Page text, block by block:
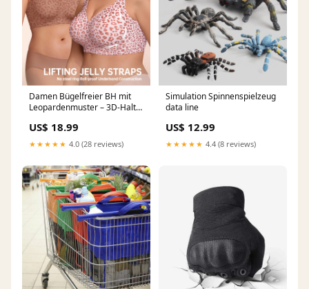
Damen Bügelfreier BH mit
Leopardenmuster – 3D-Halt,
Formgebung | M–5XL wusi
US$ 18.99
★★★★★ 4.0 (28 reviews)
Simulation Spinnenspielzeug
data line
US$ 12.99
★★★★★ 4.4 (8 reviews)